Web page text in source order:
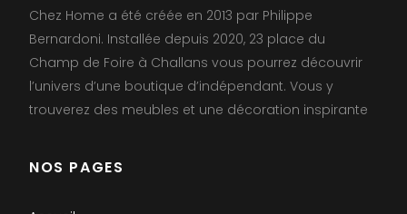
Chez Home a été créée en 2013 par Philippe
Bernardoni. Installée depuis 2020, 23 place du
Champ de Foire à Challans vous pourrez découvrir
l’univers d’une boutique d’indépendant. Vous y
trouverez des meubles et une décoration inspirante
NOS PAGES